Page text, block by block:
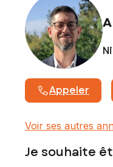
750034233
Appeler
Voir ses autres
Je souhaite